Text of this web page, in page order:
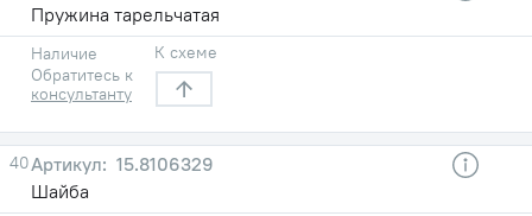
Пружина тарельчатая
Наличие
Обратитесь к
консультанту
К схеме
40
15.8106329
Шайба